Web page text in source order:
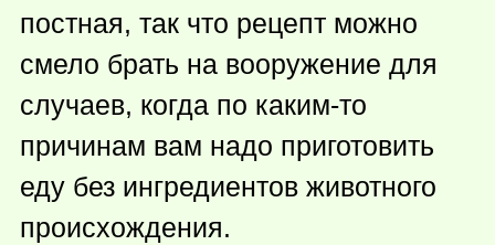
постная, так что рецепт можно
смело брать на вооружение для
случаев, когда по каким-то
причинам вам надо приготовить
еду без ингредиентов животного
происхождения.